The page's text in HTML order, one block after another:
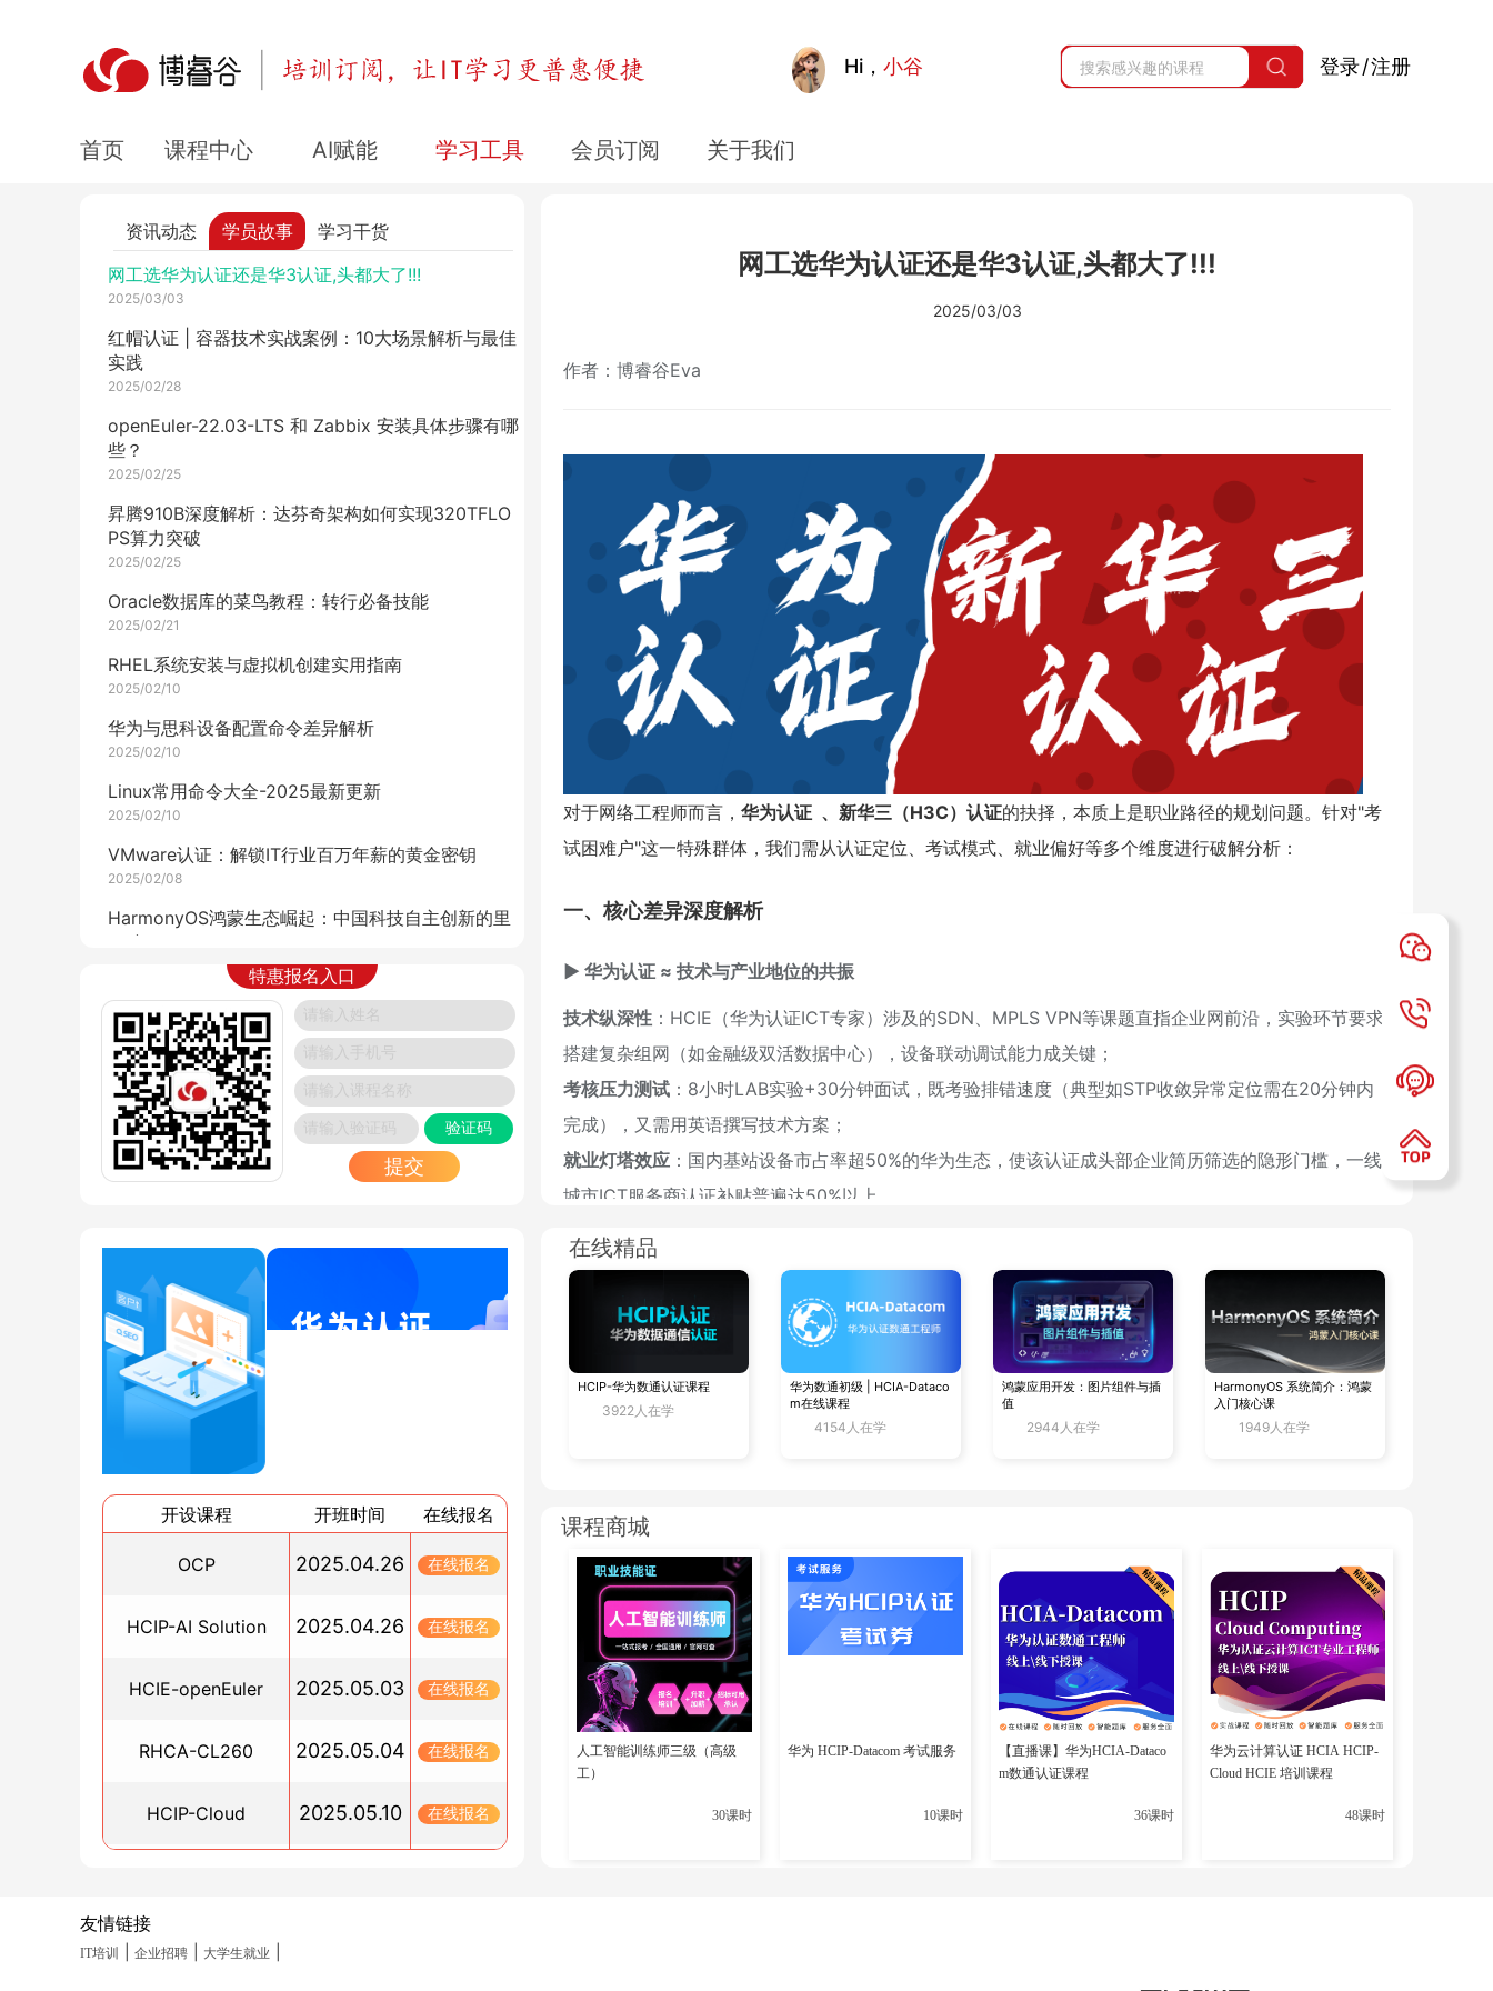
Hi， 小谷 登录/注册
首页 课程中心 AI赋能 学习工具 会员订阅 关于我们
资讯动态 学员故事 学习干货
云计算如何驱动企业数字化转型？技术趋势与核心价
值全解析
云计算、大数据、人工智能三者的发展？
想在 AI 行业弯道超车？这些证书你必须了解！
2025/03/04
网工选华为认证还是华3认证,头都大了!!!
2025/03/03
红帽认证 | 容器技术实战案例：10大场景解析与最佳
实践
2025/02/28
openEuler-22.03-LTS 和 Zabbix 安装具体步骤有哪
些？
2025/02/25
昇腾910B深度解析：达芬奇架构如何实现320TFLO
PS算力突破
2025/02/25
Oracle数据库的菜鸟教程：转行必备技能
2025/02/21
RHEL系统安装与虚拟机创建实用指南
2025/02/10
华为与思科设备配置命令差异解析
2025/02/10
Linux常用命令大全-2025最新更新
2025/02/10
VMware认证：解锁IT行业百万年薪的黄金密钥
2025/02/08
HarmonyOS鸿蒙生态崛起：中国科技自主创新的里
程碑
华为公有云架构的核心组件分析
2025/02/06
华为认证中HCIP需要选考哪一门？
2025/01/20
2025年最新RHCE相关资讯，赶紧了解清楚
2025/01/19
RHCE认证-博睿谷助力考生高效备考
2025/01/16
OCP 认证到手，OCM 考试有无时间限制？权威解答
来了
2025/01/13
考它 = 躺赢？90% 通过率的 PMP 证书，凭什么火
遍职场？
OCP预约考试中心：VUE考试中心
2025/01/09
考OCP需要参加培训，那OCM需要吗？
oracle和mysql语法区别大吗
华为认证体系中的三大类
鸿蒙开发用的什么编程语言？
如何考红帽认证？RHCE/RHCSA认证全解析
鸿蒙开发者基础认证免费学习指南：使用特定的编程
语言
特惠报名入口
验证码
提交
网工选华为认证还是华3认证,头都大了!!!
2025/03/03
作者：博睿谷Eva
对于网络工程师而言， 华为认证 、 新华三（H3C）认证的抉择，本质上是职业路径的规划问题。针对"考
试困难户"这一特殊群体，我们需从认证定位、考试模式、就业偏好等多个维度进行破解分析：
一、核心差异深度解析
▶ 华为认证 ≈ 技术与产业地位的共振
技术纵深性 ：HCIE（华为认证ICT专家）涉及的SDN、MPLS VPN等课题直指企业网前沿，实验环节要求
搭建复杂组网（如金融级双活数据中心），设备联动调试能力成关键；
考核压力测试 ：8小时LAB实验+30分钟面试，既考验排错速度（典型如STP收敛异常定位需在20分钟内
完成），又需用英语撰写技术方案；
就业灯塔效应 ：国内基站设备市占率超50%的华为生态，使该认证成头部企业简历筛选的隐形门槛，一线
城市ICT服务商认证补贴普遍达50%以上。
▶ 新华三认证 ≈ 场景化工程思维训练
需求导向设计 ：H3CSE（高级网络工程师）认证体系强调政务网/教育网细分场景（如电子政务外网IPV6
迁移方案），拓扑复杂度较华为低35%左右；
备考确定性：选择题题库平均3年迭代一次（华为题库更新周期约8个月），实验题型固化率高达70%（对
比华为实验新题占比超40%）；
二、备考策略强度量化对比
注：华为新版HCIE（例如Datacom方向）实验环节新增SD-WAN调试模块，要求考生使用Python完成自
开设课程 开班时间 在线报名
OCP 2025.04.26 在线报名
HCIP-AI Solution 2025.04.26 在线报名
HCIE-openEuler 2025.05.03 在线报名
RHCA-CL260 2025.05.04 在线报名
HCIP-Cloud 2025.05.10 在线报名
HCIA-Datacom(晚班)
在线精品
HCIP-华为数通认证课程
3922人在学
华为数通初级 | HCIA-Dataco
m在线课程
4154人在学
鸿蒙应用开发：图片组件与插
值
2944人在学
HarmonyOS 系统简介：鸿蒙
入门核心课
1949人在学
课程商城
人工智能训练师三级（高级
工）
30课时
华为 HCIP-Datacom 考试服务
10课时
【直播课】华为HCIA-Dataco
m数通认证课程
36课时
华为云计算认证 HCIA HCIP-
Cloud HCIE 培训课程
48课时
友情链接
IT培训 企业招聘 大学生就业